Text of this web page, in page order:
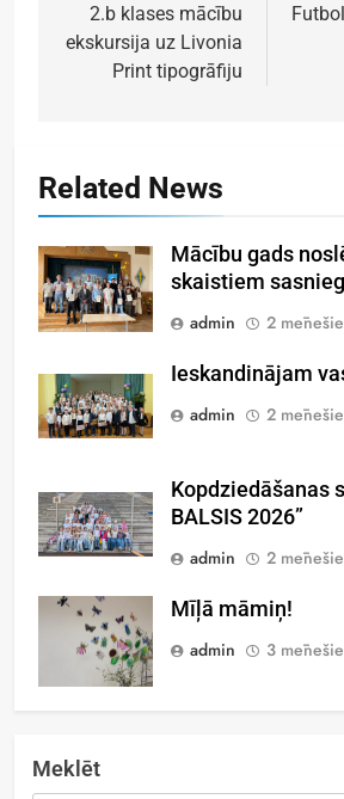
2.b klases mācību
ekskursija uz Livonia
Print tipogrāfiju
Related News
Mācību gads
skaistiem
admin
2
Ieskandinājam
admin
2
Kopdziedāšanas
BALSIS 2026”
admin
2
Mīļā māmiņ!
admin
3
Meklēt